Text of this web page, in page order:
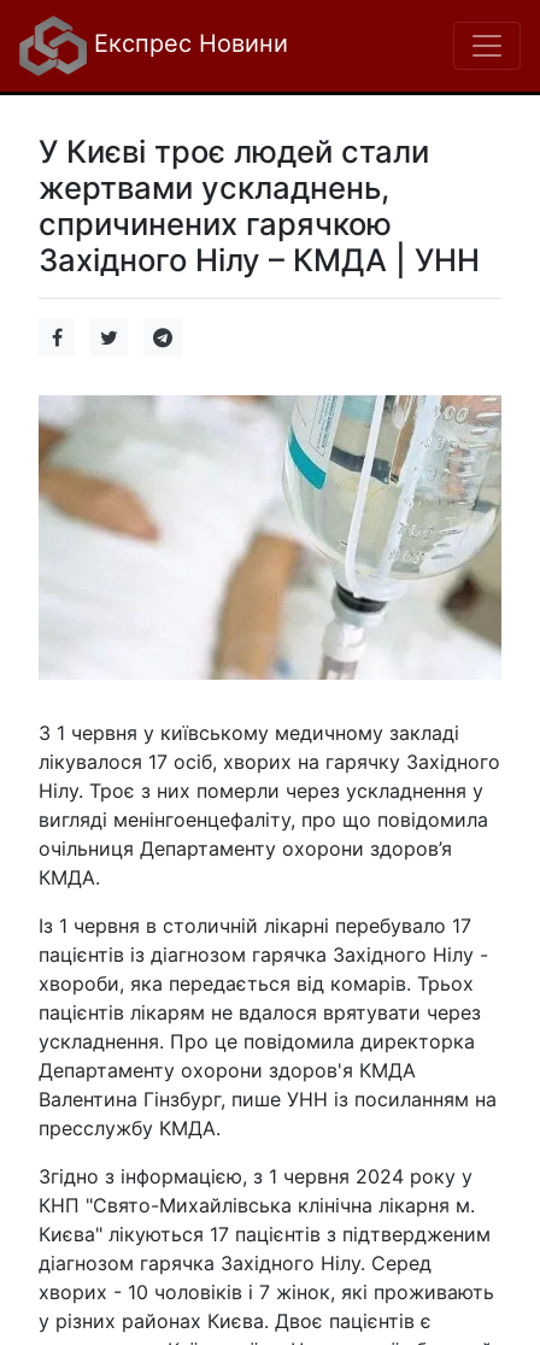
Експрес Новини
У Києві троє людей стали
жертвами ускладнень,
спричинених гарячкою
Західного Нілу – КМДА | УНН
З 1 червня у київському медичному закладі
лікувалося 17 осіб, хворих на гарячку Західного
Нілу. Троє з них померли через ускладнення у
вигляді менінгоенцефаліту, про що повідомила
очільниця Департаменту охорони здоров’я
КМДА.
Із 1 червня в столичній лікарні перебувало 17
пацієнтів із діагнозом гарячка Західного Нілу -
хвороби, яка передається від комарів. Трьох
пацієнтів лікарям не вдалося врятувати через
ускладнення. Про це повідомила директорка
Департаменту охорони здоров'я КМДА
Валентина Гінзбург, пише УНН із посиланням на
пресслужбу КМДА.
Згідно з інформацією, з 1 червня 2024 року у
КНП "Свято-Михайлівська клінічна лікарня м.
Києва" лікуються 17 пацієнтів з підтвердженим
діагнозом гарячка Західного Нілу. Серед
хворих - 10 чоловіків і 7 жінок, які проживають
у різних районах Києва. Двоє пацієнтів є